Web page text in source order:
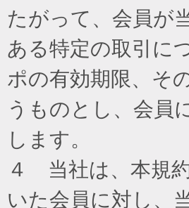
たがって、会員が
ある特定の取引に
ポの有効期限、そ
うものとし、会員
します。
４ 当社は、本規
いた会員に対し、